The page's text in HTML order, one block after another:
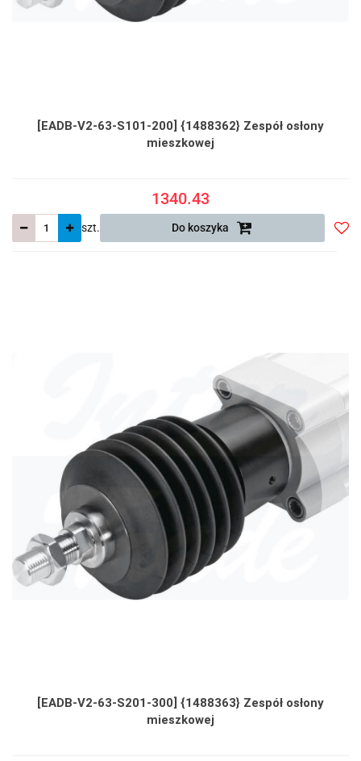
[EADB-V2-63-S101-200] {1488362} Zespół osłony
mieszkowej
1340.43
szt. Do koszyka
[EADB-V2-63-S201-300] {1488363} Zespół osłony
mieszkowej